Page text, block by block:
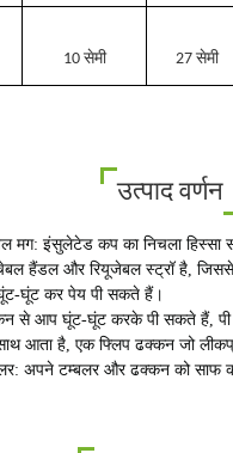
10 सेमी 27 सेमी
उत्पाद वर्णन
इंसुलेटेड कप का निचला हिस्सा
हैंडल और रियूजेबल स्ट्रॉ है,
घूंट कर पेय पी सकते हैं।
से आप घूंट-घूंट करके पी सकते हैं, पी
आता है, एक फ्लिप ढक्कन जो
अपने टम्बलर और ढक्कन को साफ